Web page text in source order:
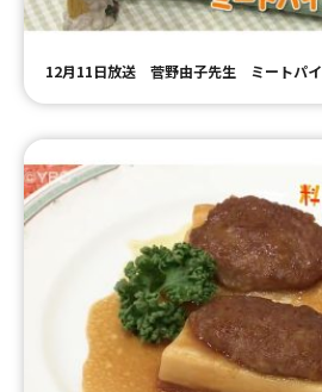
12月11日放送 菅野由子先生 ミートパイ